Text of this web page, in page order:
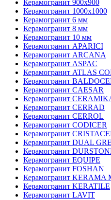
Керамогранит 900х900
Керамогранит 1000х1000
Керамогранит 6 мм
Керамогранит 8 мм
Керамогранит 10 мм
Керамогранит APARICI
Керамогранит ARCANA
Керамогранит ASPAC
Керамогранит ATLAS
Керамогранит
Керамогранит CAESAR
Керамогранит
Керамогранит CERRAD
Керамогранит CERROL
Керамогранит CODICER
Керамогранит
Керамогранит DUAL
Керамогранит
Керамогранит EQUIPE
Керамогранит FOSHAN
Керамогранит KERAMA
Керамогранит KERATILE
Керамогранит LAVIT